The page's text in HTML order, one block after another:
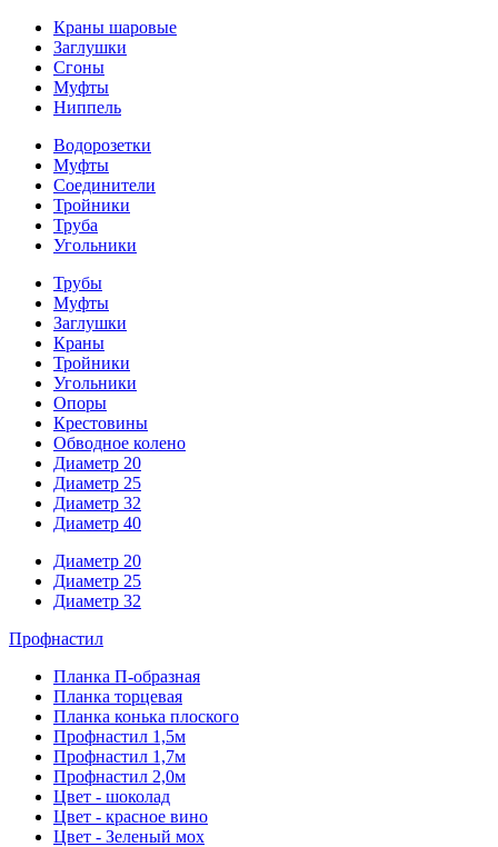
Краны шаровые
Заглушки
Сгоны
Муфты
Ниппель
Водорозетки
Муфты
Соединители
Тройники
Труба
Угольники
Трубы
Муфты
Заглушки
Краны
Тройники
Угольники
Опоры
Крестовины
Обводное колено
Диаметр 20
Диаметр 25
Диаметр 32
Диаметр 40
Диаметр 20
Диаметр 25
Диаметр 32
Профнастил
Планка П-образная
Планка торцевая
Планка конька плоского
Профнастил 1,5м
Профнастил 1,7м
Профнастил 2,0м
Цвет - шоколад
Цвет - красное вино
Цвет - Зеленый мох